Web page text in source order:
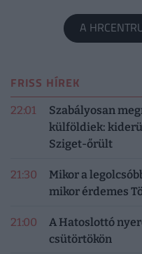
A
FRISS HÍREK
22:01
Szabályosan
külföldiek:
Sziget-őrült
21:30
Mikor a
mikor érdemes
21:00
A Hatoslottó
csütörtökön